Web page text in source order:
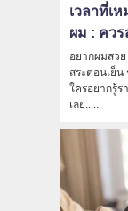
เวลาที่เ
ผม : คว
อยากผมสว
สระตอนเย็
ใครอยากรู้ร
เลย.....